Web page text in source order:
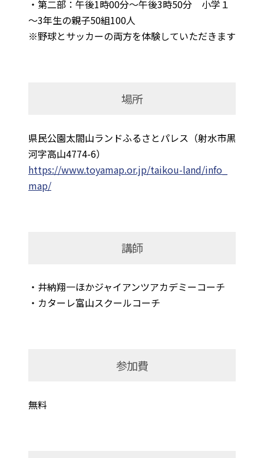
・第二部：午後1時00分～午後3時50分 小学１
～3年生の親子50組100人
※野球とサッカーの両方を体験していただきます
場所
県民公園太閤山ランドふるさとパレス（射水市黒
河字高山4774-6）
https://www.toyamap.or.jp/taikou-land/info_
map/
講師
・井納翔一ほかジャイアンツアカデミーコーチ
・カターレ富山スクールコーチ
参加費
無料